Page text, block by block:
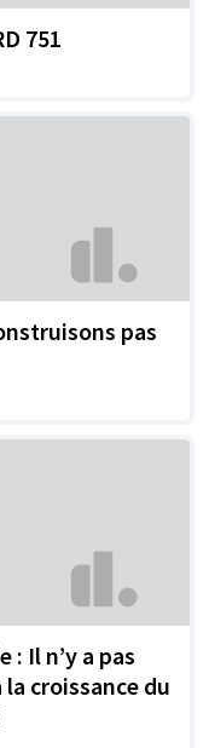
751
pas
Il n’y a pas
croissance du